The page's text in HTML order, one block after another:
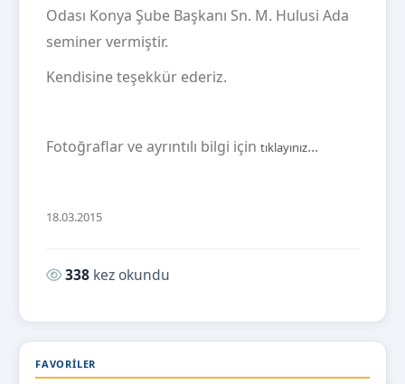
Odası Konya Şube Başkanı Sn. M. Hulusi Ada
seminer vermiştir.
Kendisine teşekkür ederiz.
Fotoğraflar ve ayrıntılı bilgi için tıklayınız...
18.03.2015
Okunma sayısı:
338 kez okundu
FAVORILER